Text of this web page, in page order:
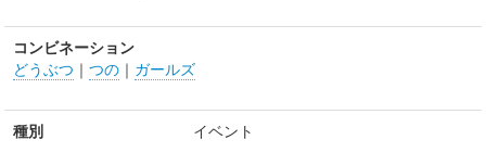
コンビネーション
どうぶつ ｜ つの ｜ ガールズ
種別 イベント